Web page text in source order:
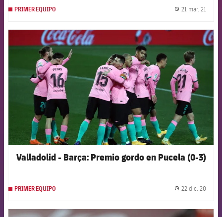
PRIMER EQUIPO 21 mar. 21
FCB Barcelona badge
Valladolid - Barça: Premio gordo en Pucela (0-3)
PRIMER EQUIPO 22 dic. 20
FCB Barcelona badge